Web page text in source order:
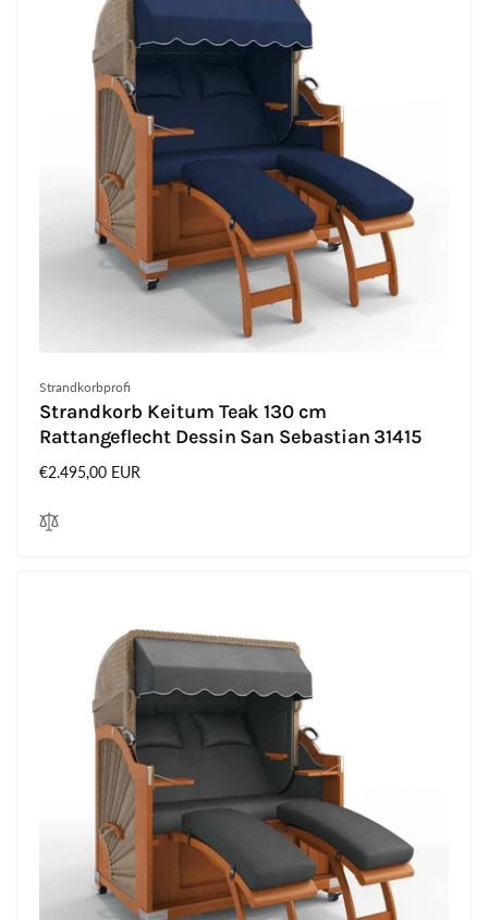
Anbieter:
Strandkorbprofi
Strandkorb Keitum Teak 130 cm
Rattangeflecht Dessin San Sebastian 31415
Normaler
€2.495,00 EUR